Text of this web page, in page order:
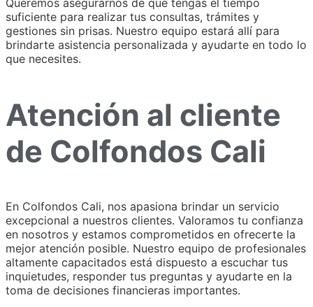
Queremos asegurarnos de que tengas el tiempo
suficiente para realizar tus consultas, trámites y
gestiones sin prisas. Nuestro equipo estará allí para
brindarte asistencia personalizada y ayudarte en todo lo
que necesites.
Atención al cliente
de Colfondos Cali
En Colfondos Cali, nos apasiona brindar un servicio
excepcional a nuestros clientes. Valoramos tu confianza
en nosotros y estamos comprometidos en ofrecerte la
mejor atención posible. Nuestro equipo de profesionales
altamente capacitados está dispuesto a escuchar tus
inquietudes, responder tus preguntas y ayudarte en la
toma de decisiones financieras importantes.